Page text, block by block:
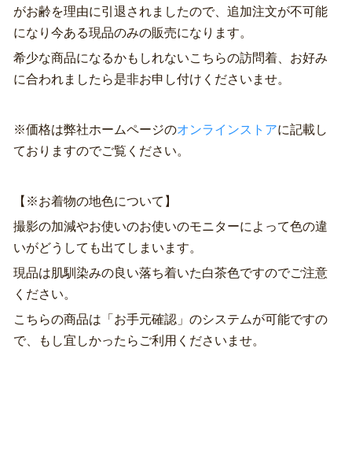
がお齢を理由に引退されましたので、追加注文が不可能
になり今ある現品のみの販売になります。
希少な商品になるかもしれないこちらの訪問着、お好み
に合われましたら是非お申し付けくださいませ。
※価格は弊社ホームページのオンラインストアに記載し
ておりますのでご覧ください。
【※お着物の地色について】
撮影の加減やお使いのお使いのモニターによって色の違
いがどうしても出てしまいます。
現品は肌馴染みの良い落ち着いた白茶色ですのでご注意
ください。
こちらの商品は「お手元確認」のシステムが可能ですの
で、もし宜しかったらご利用くださいませ。